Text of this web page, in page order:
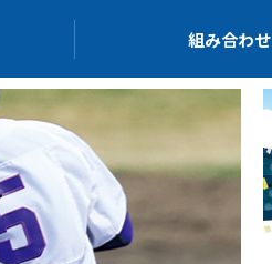
組み合わせ